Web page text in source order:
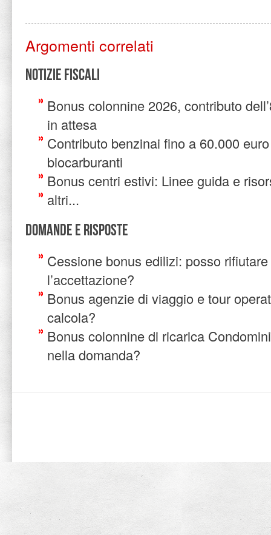
Argomenti correlati
Notizie Fiscali
Bonus colonnine 2026, contributo
in attesa
Contributo benzinai fino a 60.000
biocarburanti
Bonus centri estivi: Linee guida e
altri...
Domande e risposte
Cessione bonus edilizi: posso
l’accettazione?
Bonus agenzie di viaggio e tour
calcola?
Bonus colonnine di ricarica
nella domanda?